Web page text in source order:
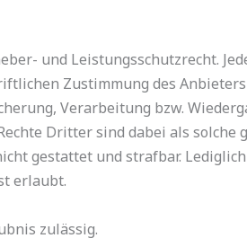
und Leistungsschutzrecht.
Zustimmung des
Verarbeitung bzw.
Dritter sind dabei als solche
gestattet und strafbar.
erlaubt.
zulässig.